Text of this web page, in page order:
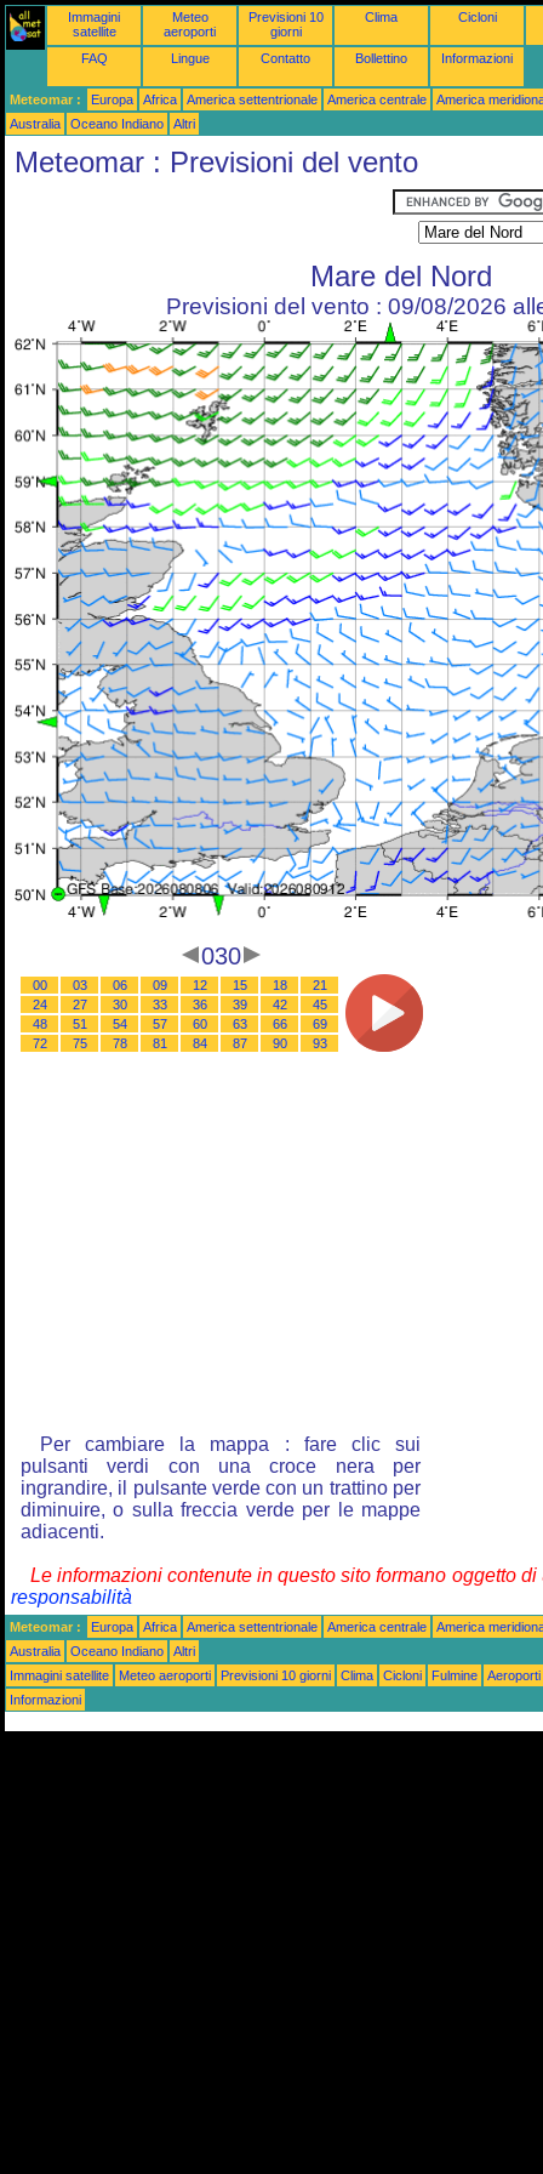
Immagini
satellite
Meteo
aeroporti
Previsioni 10
giorni
Clima Cicloni
FAQ Lingue Contatto Bollettino Informazioni
Meteomar : Europa Africa America settentrionale America centrale
America
Australia
Oceano Indiano Altri
Meteomar : Previsioni del vento
Mare del Nord
Previsioni del vento : 09/08/2026
030
00 03 06 09 12 15 18
21
24
27 30 33 36 39 42
45
48
51 54 57 60 63 66
69
72
75 78 81 84 87 90 93
Per cambiare la mappa : fare clic sui
pulsanti verdi con una croce nera per
ingrandire, il pulsante verde con un trattino per
diminuire, o sulla freccia verde per le mappe
adiacenti.
Le informazioni contenute in questo sito formano oggetto
responsabilità
Meteomar : Europa Africa America settentrionale America centrale
America
Australia
Oceano Indiano
Altri
Immagini satellite
Meteo aeroporti Previsioni 10 giorni Clima Cicloni Fulmine
Aeroporti
Informazioni